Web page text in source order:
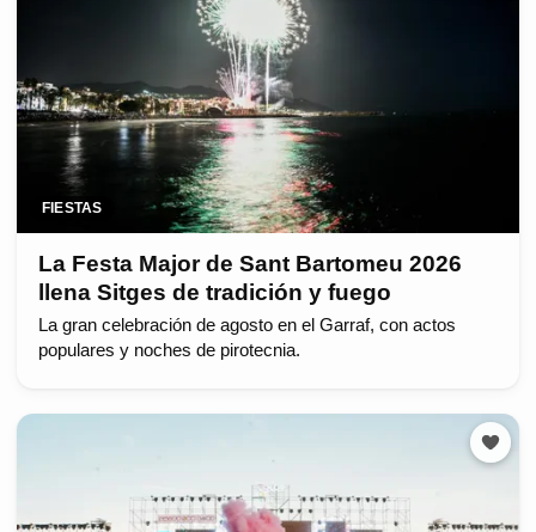
FIESTAS
La Festa Major de Sant Bartomeu 2026
llena Sitges de tradición y fuego
La gran celebración de agosto en el Garraf, con actos
populares y noches de pirotecnia.